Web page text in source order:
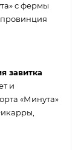
с фермы
завитка
и
«Минута»